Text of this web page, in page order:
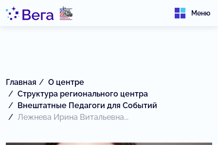
Меню
Главная
О центре
Структура регионального центра
Внештатные Педагоги для Событий
Лежнева Ирина Витальевна...